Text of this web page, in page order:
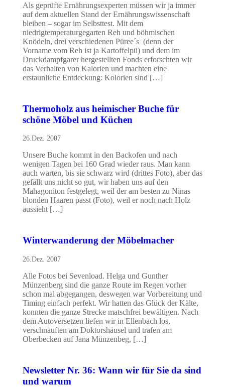
Als geprüfte Ernährungsexperten müssen wir ja immer
auf dem aktuellen Stand der Ernährungswissenschaft
bleiben – sogar im Selbsttest. Mit dem
niedrigtemperaturgegarten Reh und böhmischen
Knödeln, drei verschiedenen Püree´s (denn der
Vorname vom Reh ist ja Kartoffelpü) und dem im
Druckdampfgarer hergestellten Fonds erforschten wir
das Verhalten von Kalorien und machten eine
erstaunliche Entdeckung: Kolorien sind […]
Thermoholz aus heimischer Buche für
schöne Möbel und Küchen
26.Dez. 2007
Unsere Buche kommt in den Backofen und nach
wenigen Tagen bei 160 Grad wieder raus. Man kann
auch warten, bis sie schwarz wird (drittes Foto), aber das
gefällt uns nicht so gut, wir haben uns auf den
Mahagoniton festgelegt, weil der am besten zu Ninas
blonden Haaren passt (Foto), weil er noch nach Holz
aussieht […]
Winterwanderung der Möbelmacher
26.Dez. 2007
Alle Fotos bei Sevenload. Helga und Gunther
Münzenberg sind die ganze Route im Regen vorher
schon mal abgegangen, deswegen war Vorbereitung und
Timing einfach perfekt. Wir hatten das Glück der Kälte,
konnten die ganze Strecke matschfrei bewältigen. Nach
dem Autoversetzen liefen wir in Ellenbach los,
verschnauften am Doktorshäusel und trafen am
Oberbecken auf Jana Münzenbeg, […]
Newsletter Nr. 36: Wann wir für Sie da sind
und warum